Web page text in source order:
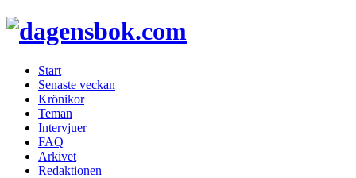
Start
Senaste veckan
Krönikor
Teman
Intervjuer
FAQ
Arkivet
Redaktionen